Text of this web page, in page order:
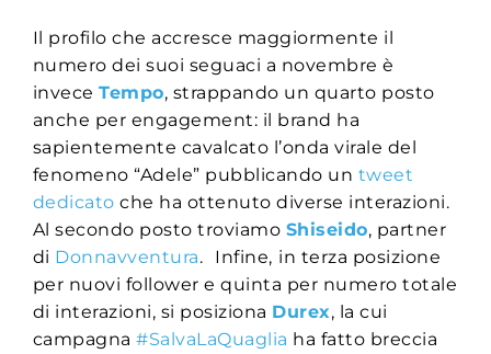
Il profilo che accresce maggiormente il
numero dei suoi seguaci a novembre è
inveceTempo, strappando un quarto posto
anche per engagement: il brand ha
sapientemente cavalcato l’onda virale del
fenomeno “Adele” pubblicando un tweet
dedicato che ha ottenuto diverse interazioni.
Al secondo posto troviamo Shiseido, partner
di Donnavventura. Infine, in terza posizione
per nuovi follower e quinta per numero totale
di interazioni, si posiziona Durex, la cui
campagna#SalvaLaQuaglia ha fatto breccia